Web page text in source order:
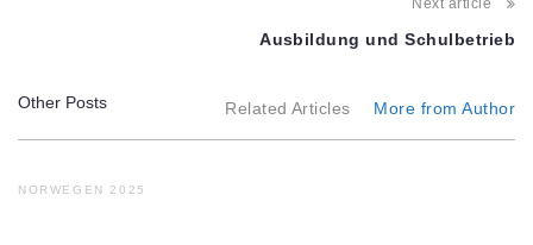
Next article
Ausbildung und Schulbetrieb
Other Posts Related Articles More from Author
NORWEGEN 2025